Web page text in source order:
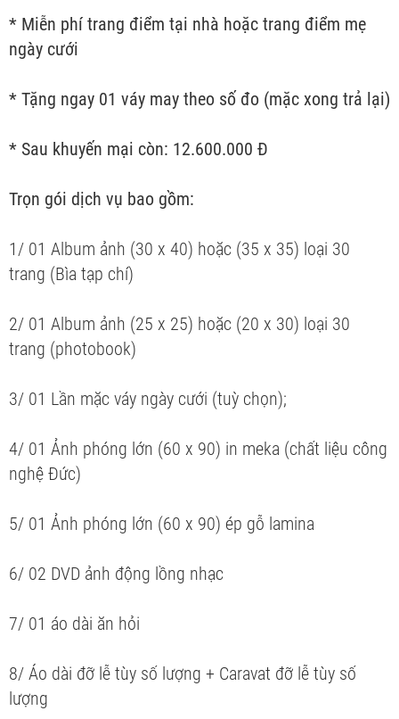
* Miễn phí trang điểm tại nhà hoặc trang điểm mẹ
ngày cưới
* Tặng ngay 01 váy may theo số đo (mặc xong trả lại)
* Sau khuyến mại còn: 12.600.000 Đ
Trọn gói dịch vụ bao gồm:
1/ 01 Album ảnh (30 x 40) hoặc (35 x 35) loại 30
trang (Bìa tạp chí)
2/ 01 Album ảnh (25 x 25) hoặc (20 x 30) loại 30
trang (photobook)
3/ 01 Lần mặc váy ngày cưới (tuỳ chọn);
4/ 01 Ảnh phóng lớn (60 x 90) in meka (chất liệu công
nghệ Đức)
5/ 01 Ảnh phóng lớn (60 x 90) ép gỗ lamina
6/ 02 DVD ảnh động lồng nhạc
7/ 01 áo dài ăn hỏi
8/ Áo dài đỡ lễ tùy số lượng + Caravat đỡ lễ tùy số
lượng